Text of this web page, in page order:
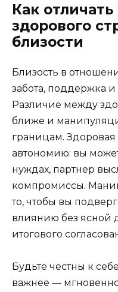
Как
здорового
близости
Близость в
забота, поддержка и
Различие между
ближе и
границам. Здоровая
автономию: вы
нуждах, партнер
компромиссы.
то, чтобы вы
влиянию без ясной
итогового
Будьте честны к
важнее —